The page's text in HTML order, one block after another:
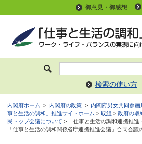
御意見・御感想
検索の使い方
内閣府ホーム > 内閣府の政策 > 内閣府男女共同参画
事と生活の調和」推進サイトホーム > 取組 > 政府の取
民トップ会議について > 「仕事と生活の調和連携推進
「仕事と生活の調和関係省庁連携推進会議」合同会議